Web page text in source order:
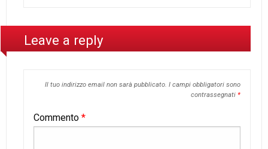
Leave a reply
Il tuo indirizzo email non sarà pubblicato. I campi obbligatori sono
contrassegnati *
Commento *